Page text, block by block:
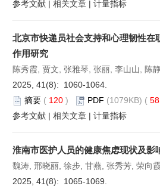
参考文献 | 相关文章 | 计量指标
北京市快递员社会支持和心理韧性在
作用研究
陈秀霞, 贾文, 张雅琴, 张丽, 李山山, 陈
2025, 41(8): 1060-1064.
摘要 ( 120 ) PDF (1079KB) ( 58
参考文献 | 相关文章 | 计量指标
淮南市医护人员的健康焦虑现状及影
魏涛, 邢晓丽, 徐步, 甘燕, 张秀芳, 荣向
2025, 41(8): 1065-1069.